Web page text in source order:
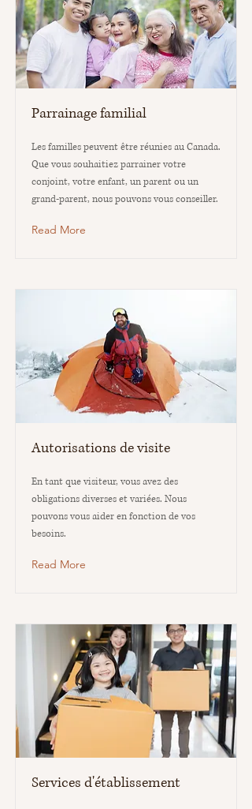
Parrainage familial
Les familles peuvent être réunies au Canada.
Que vous souhaitiez parrainer votre
conjoint, votre enfant, un parent ou un
grand-parent, nous pouvons vous conseiller.
Read More
Autorisations de visite
En tant que visiteur, vous avez des
obligations diverses et variées. Nous
pouvons vous aider en fonction de vos
besoins.
Read More
Services d'établissement